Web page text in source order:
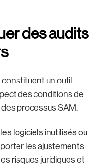
des audits
un outil
des conditions de
processus SAM.
logiciels inutilisés ou
les ajustements
risques juridiques et